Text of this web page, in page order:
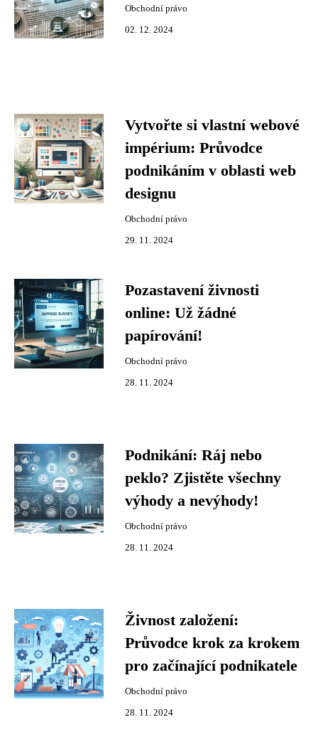
Obchodní právo
02. 12. 2024
Vytvořte si vlastní webové
impérium: Průvodce
podnikáním v oblasti web
designu
Obchodní právo
29. 11. 2024
Pozastavení živnosti
online: Už žádné
papírování!
Obchodní právo
28. 11. 2024
Podnikání: Ráj nebo
peklo? Zjistěte všechny
výhody a nevýhody!
Obchodní právo
28. 11. 2024
Živnost založení:
Průvodce krok za krokem
pro začínající podnikatele
Obchodní právo
28. 11. 2024